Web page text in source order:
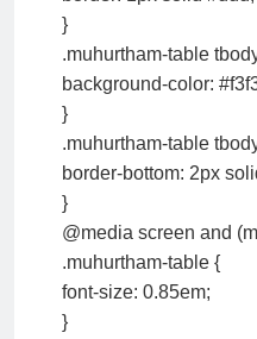
}
.muhurtham-table
background-color:
}
.muhurtham-table
border-bottom: 2px
}
@media screen and
.muhurtham-table {
font-size: 0.85em;
}